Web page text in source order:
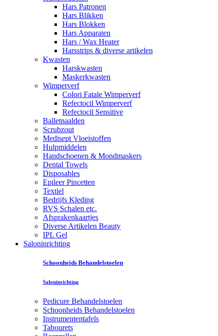
Hars Patronen
Hars Blikken
Hars Blokken
Hars Apparaten
Hars / Wax Heater
Harsstrips & diverse artikelen
Kwasten
Harskwasten
Maskerkwasten
Wimperverf
Colori Fatale Wimperverf
Refectocil Wimperverf
Refectocil Sensitive
Balletnaalden
Scrubzout
Medisept Vloeistoffen
Hulpmiddelen
Handschoenen & Mondmaskers
Dental Towels
Disposables
Epileer Pincetten
Textiel
Bedrijfs Kleding
RVS Schalen etc.
Afsprakenkaartjes
Diverse Artikelen Beauty
IPL Gel
Saloninrichting
Schoonheids Behandelstoelen
Saloninrichting
Pedicure Behandelstoelen
Schoonheids Behandelstoelen
Instrumententafels
Tabourets